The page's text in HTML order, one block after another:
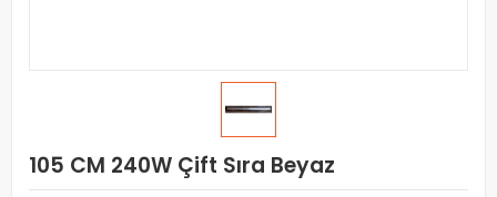
105 CM 240W Çift Sıra Beyaz